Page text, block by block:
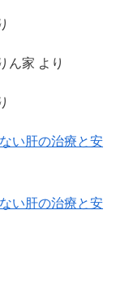
ん家 より
い肝の治療と安
い肝の治療と安